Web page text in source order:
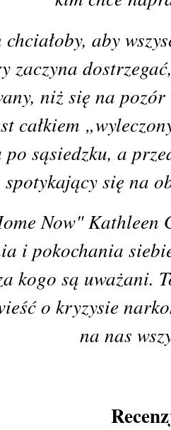
aby
zaczyna
niż się na
całkiem
po sąsiedzku, a
spotykający się na
Now"
i pokochania
kogo są uważani.
o kryzysie
na nas